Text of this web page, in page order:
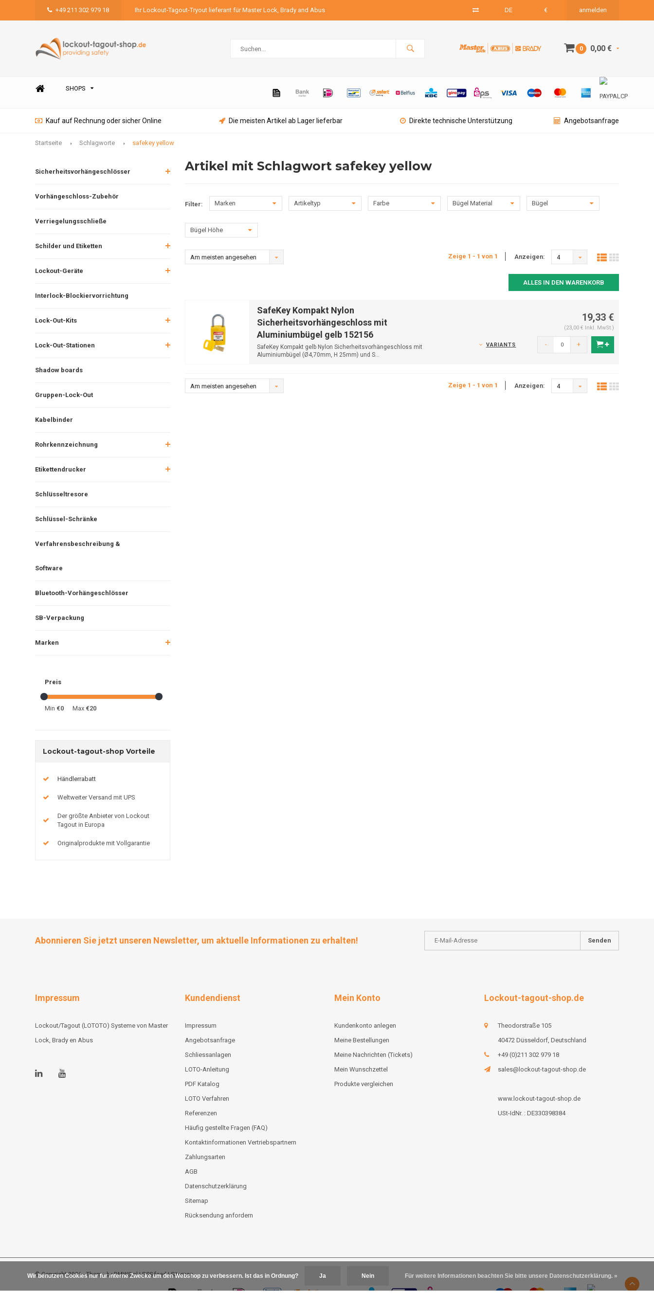
+49 211 302 979 18 Ihr Lockout-Tagout-Tryout lieferant für Master Lock, Brady and Abus DE € anmelden
0 0,00 €
SHOPS
Kauf auf Rechnung oder sicher Online Die meisten Artikel ab Lager lieferbar Direkte technische Unterstützung Angebotsanfrage
Startseite Schlagworte safekey yellow
Sicherheitsvorhängeschlösser
Vorhängeschloss-Zubehör
Verriegelungsschließe
Schilder und Etiketten
Lockout-Geräte
Interlock-Blockiervorrichtung
Lock-Out-Kits
Lock-Out-Stationen
Shadow boards
Gruppen-Lock-Out
Kabelbinder
Rohrkennzeichnung
Etikettendrucker
Schlüsseltresore
Schlüssel-Schränke
Verfahrensbeschreibung &
Software
Bluetooth-Vorhängeschlösser
SB-Verpackung
Marken
Preis
Min €0 Max €20
Lockout-tagout-shop Vorteile
Händlerrabatt
Weltweiter Versand mit UPS
Der größte Anbieter von Lockout
Tagout in Europa
Originalprodukte mit Vollgarantie
Artikel mit Schlagwort safekey yellow
Filter: Marken Artikeltyp Farbe Bügel Material
Bügel
Bügel Höhe
Am meisten angesehen Zeige 1 - 1 von 1 Anzeigen: 4
ALLES IN DEN WARENKORB
SafeKey Kompakt Nylon
Sicherheitsvorhängeschloss mit
Aluminiumbügel gelb 152156
SafeKey Kompakt gelb Nylon Sicherheitsvorhängeschloss mit
Aluminiumbügel (Ø4,70mm, H 25mm) und S...
19,33 €
(23,00 € Inkl. MwSt.)
VARIANTS - +
Am meisten angesehen Zeige 1 - 1 von 1 Anzeigen: 4
Abonnieren Sie jetzt unseren Newsletter, um aktuelle Informationen zu erhalten! Senden
Impressum
Lockout/Tagout (LOTOTO) Systeme von Master
Lock, Brady en Abus
Kundendienst
Impressum
Angebotsanfrage
Schliessanlagen
LOTO-Anleitung
PDF Katalog
LOTO Verfahren
Referenzen
Häufig gestellte Fragen (FAQ)
Kontaktinformationen Vertriebspartnern
Zahlungsarten
AGB
Datenschutzerklärung
Sitemap
Rücksendung anfordern
Mein Konto
Kundenkonto anlegen
Meine Bestellungen
Meine Nachrichten (Tickets)
Mein Wunschzettel
Produkte vergleichen
Lockout-tagout-shop.de
Theodorstraße 105
40472 Düsseldorf, Deutschland
+49 (0)211 302 979 18
sales@lockout-tagout-shop.de
www.lockout-tagout-shop.de
USt-IdNr. : DE330398384
© Copyright 2026 - Theme byDMWS.nl|RSS feed|Sitemap
Wir benutzen Cookies nur für interne Zwecke um den Webshop zu verbessern. Ist das in Ordnung? Ja Nein Für weitere Informationen beachten Sie bitte unsere Datenschutzerklärung. »